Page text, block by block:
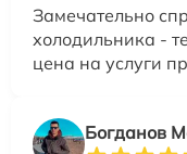
Замечательно
холодильника -
цена на услуги
Богданов